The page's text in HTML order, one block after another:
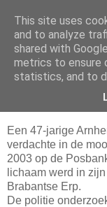
Da_Blog
You don't put a
vrijdag, oktober
Een 47-jarige
verdachte in de
2003 op de
lichaam werd in
Brabantse Erp.
De politie
This site uses
and to analyze
shared with
metrics to ensure
statistics, and to